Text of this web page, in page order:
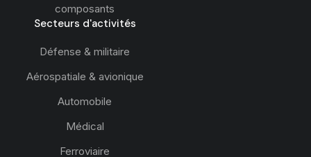
composants
Secteurs d'activités
Défense & militaire
Aérospatiale & avionique
Automobile
Médical
Ferroviaire